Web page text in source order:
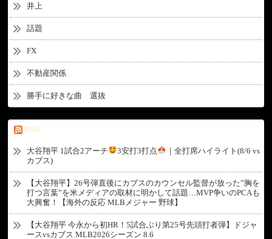
井上
話題
FX
不動産関係
勝手に好きな曲 選抜
RSS
大谷翔平 1試合2アーチ 3安打3打点
｜全打席ハイライト(8/6 vs
カブス)
【大谷翔平】26号弾直後にカブスのカウンセル監督が放った”胸を
打つ言葉”を米メディアの取材に明かして話題…MVP争いのPCAも
大興奮！【海外の反応 MLBメジャー 野球】
【大谷翔平 今永から初HR！5試合ぶり第25号先頭打者弾】ドジャ
ースvsカブス MLB2026シーズン 8.6